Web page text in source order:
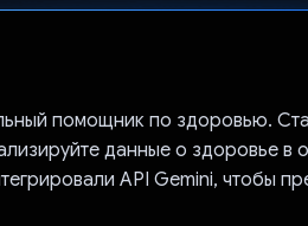
помощник по здоровью.
данные о здоровье в
API Gemini, чтобы